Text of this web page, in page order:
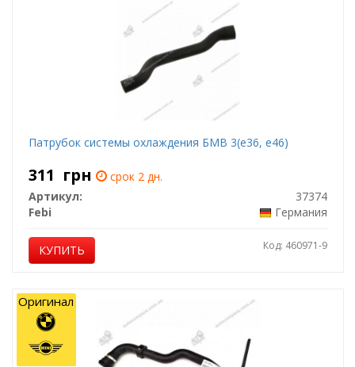
Патрубок системы охлаждения БМВ 3(е36, е46)
311 грн
срок 2 дн.
Артикул:
37374
Febi
Германия
КУПИТЬ Код: 460971-9
Оригинал